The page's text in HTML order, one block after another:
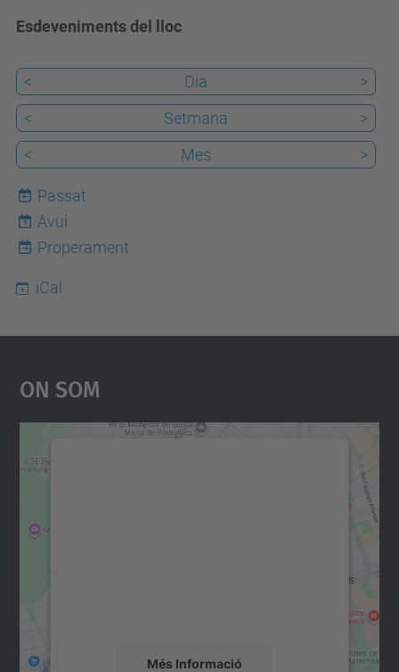
Esdeveniments del lloc
< Dia
>
<
Setmana
>
<
Mes >
Passat
9
Avui
Properament
iCal
On Som
Més Informació